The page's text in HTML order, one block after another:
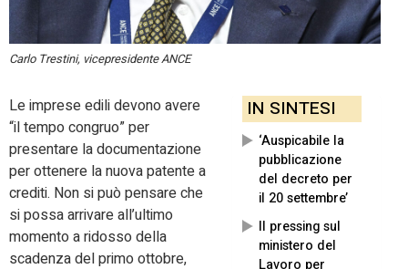
Carlo Trestini, vicepresidente ANCE
IN SINTESI
‘Auspicabile la
pubblicazione
del decreto per
il 20 settembre’
Il pressing sul
ministero del
Lavoro per
Le imprese edili devono avere
“il tempo congruo” per
presentare la documentazione
per ottenere la nuova patente a
crediti. Non si può pensare che
si possa arrivare all’ultimo
momento a ridosso della
scadenza del primo ottobre,